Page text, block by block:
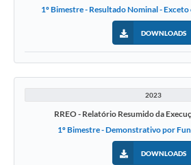
1º Bimestre - Resultado Nominal -
DOWNLOADS
2023
RREO - Relatório Resumido da
1º Bimestre - Demonstrativo por
DOWNLOADS